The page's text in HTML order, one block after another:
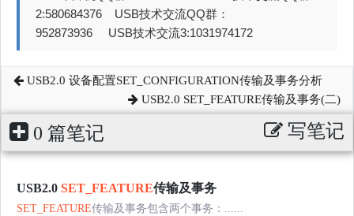
2:580684376 USB技术交流QQ群：
952873936 USB技术交流3:1031974172
USB2.0 设备配置SET_CONFIGURATION传输及事务分析
USB2.0 SET_FEATURE传输及事务(二)
0 篇笔记 写笔记
USB2.0 SET_FEATURE传输及事务
SET_FEATURE传输及事务包含两个事务：......